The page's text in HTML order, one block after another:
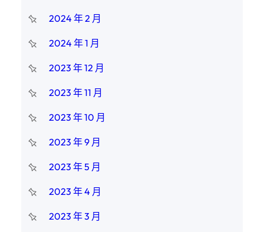
2024 年 2 月
2024 年 1 月
2023 年 12 月
2023 年 11 月
2023 年 10 月
2023 年 9 月
2023 年 5 月
2023 年 4 月
2023 年 3 月